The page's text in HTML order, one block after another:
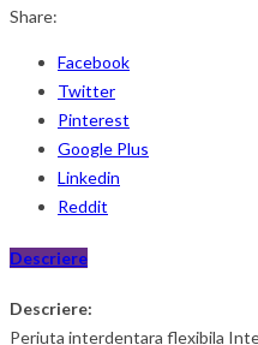
Share:
Facebook
Twitter
Pinterest
Google Plus
Linkedin
Reddit
Descriere
Descriere:
Periuta interdentara flexibila